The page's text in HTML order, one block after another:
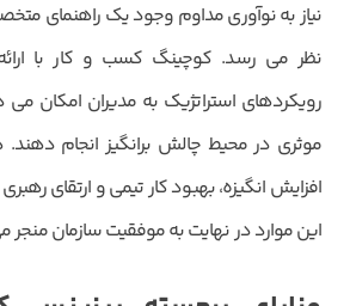
نیاز به نوآوری مداوم وجود یک راهنمای
نظر می رسد. کوچینگ کسب و کار با
رویکردهای استراتژیک به مدیران امکان
موثری در محیط چالش برانگیز انجام
افزایش انگیزه، بهبود کار تیمی و ارتقای
این موارد در نهایت به موفقیت سازمان